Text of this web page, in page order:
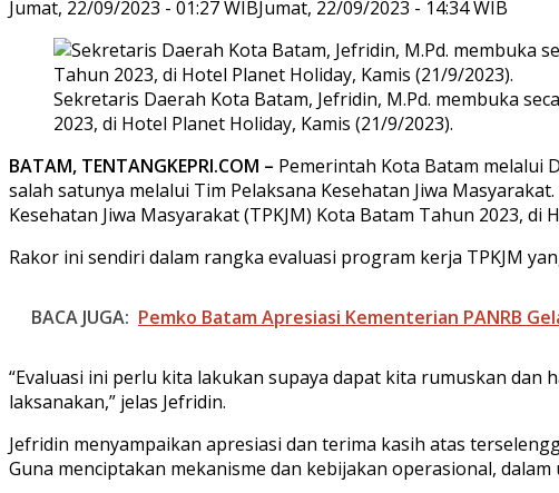
Jumat, 22/09/2023 - 01:27 WIBJumat, 22/09/2023 - 14:34 WIB
Sekretaris Daerah Kota Batam, Jefridin, M.Pd. membuka
2023, di Hotel Planet Holiday, Kamis (21/9/2023).
BATAM, TENTANGKEPRI.COM – Pemerintah Kota Batam melalui
salah satunya melalui Tim Pelaksana Kesehatan Jiwa
Kesehatan Jiwa Masyarakat (TPKJM) Kota Batam Tahun 2023, di
Rakor ini sendiri dalam rangka evaluasi program kerja TPKJM
BACA JUGA: Pemko Batam Apresiasi Kementerian PANRB
“Evaluasi ini perlu kita lakukan supaya dapat kita rumuskan
laksanakan,” jelas Jefridin.
Jefridin menyampaikan apresiasi dan terima kasih atas
Guna menciptakan mekanisme dan kebijakan operasional,